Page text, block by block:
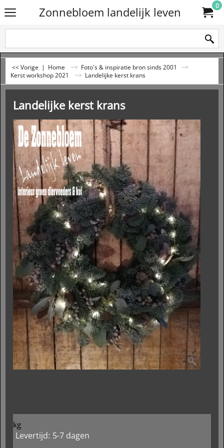
Zonnebloem landelijk leven 0
<< Vorige | Home
Foto's & inspiratie bron sinds 2001
Kerst workshop 2021
Landelijke kerst krans
Landelijke kerst krans
kg
Levertijd: 5-7 dagen